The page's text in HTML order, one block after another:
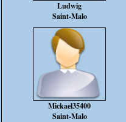
Ludwig
Saint-Malo
Mickael35400
Saint-Malo